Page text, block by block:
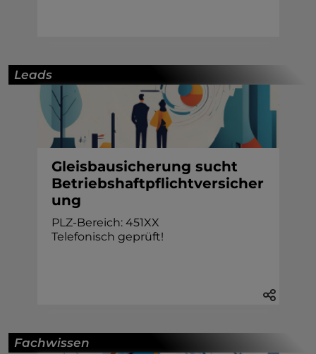
Leads
Gleisbausicherung sucht
Betriebshaftpflichtversicher
ung
PLZ-Bereich: 451XX
Telefonisch geprüft!
Fachwissen